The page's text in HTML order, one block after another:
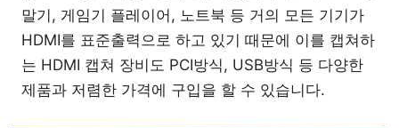
말기, 게임기 플레이어, 노트북 등 거의 모든 기기가
HDMI를 표준출력으로 하고 있기 때문에 이를 캡쳐하
는 HDMI 캡쳐 장비도 PCI방식, USB방식 등 다양한
제품과 저렴한 가격에 구입을 할 수 있습니다.